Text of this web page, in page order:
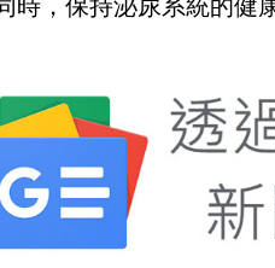
時，保持泌尿系統的健康